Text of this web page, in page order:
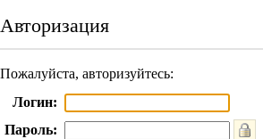
Авторизация
Пожалуйста, авторизуйтесь:
Логин:
Пароль: